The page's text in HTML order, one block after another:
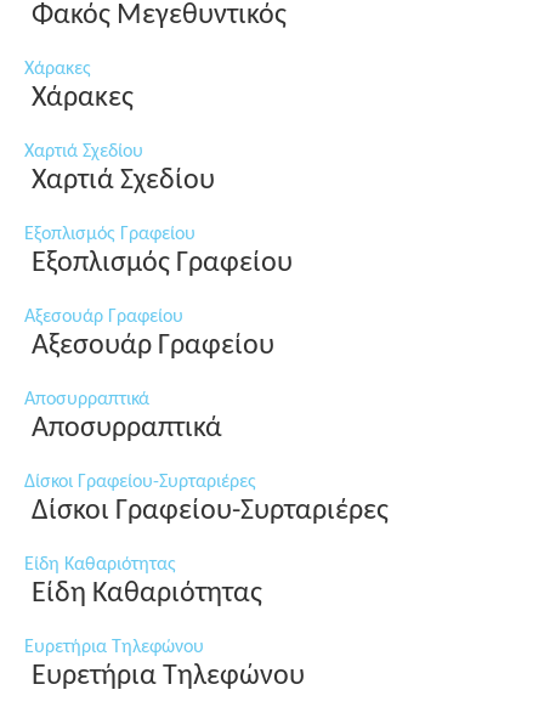
Φακός Μεγεθυντικός
Χάρακες
Χάρακες
Χαρτιά Σχεδίου
Χαρτιά Σχεδίου
Εξοπλισμός Γραφείου
Εξοπλισμός Γραφείου
Αξεσουάρ Γραφείου
Αξεσουάρ Γραφείου
Αποσυρραπτικά
Αποσυρραπτικά
Δίσκοι Γραφείου-Συρταριέρες
Δίσκοι Γραφείου-Συρταριέρες
Είδη Καθαριότητας
Είδη Καθαριότητας
Ευρετήρια Τηλεφώνου
Ευρετήρια Τηλεφώνου